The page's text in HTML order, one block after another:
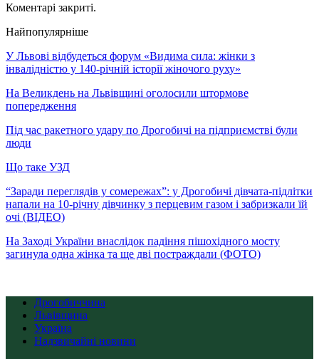
Коментарі закриті.
Найпопулярніше
У Львові відбудеться форум «Видима сила: жінки з
інвалідністю у 140-річній історії жіночого руху»
На Великдень на Львівщині оголосили штормове
попередження
Під час ракетного удару по Дрогобичі на підприємстві були
люди
Що таке УЗД
“Заради переглядів у сомережах”: у Дрогобичі дівчата-підлітки
напали на 10-річну дівчинку з перцевим газом і забризкали їй
очі (ВІДЕО)
На Заході України внаслідок падіння пішохідного мосту
загинула одна жінка та ще дві постраждали (ФОТО)
Дрогобиччина
Львівщина
Україна
Надзвичайні новини